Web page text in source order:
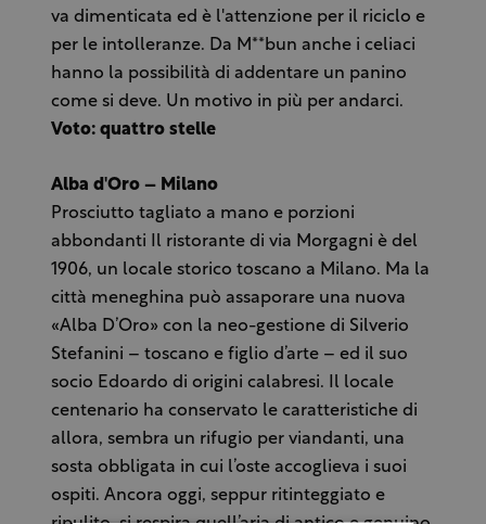
va dimenticata ed è l'attenzione per il riciclo e
per le intolleranze. Da M**bun anche i celiaci
hanno la possibilità di addentare un panino
come si deve. Un motivo in più per andarci.
Voto: quattro stelle
Alba d'Oro – Milano
Prosciutto tagliato a mano e porzioni
abbondanti Il ristorante di via Morgagni è del
1906, un locale storico toscano a Milano. Ma la
città meneghina può assaporare una nuova
«Alba D’Oro» con la neo-gestione di Silverio
Stefanini – toscano e figlio d’arte – ed il suo
socio Edoardo di origini calabresi. Il locale
centenario ha conservato le caratteristiche di
allora, sembra un rifugio per viandanti, una
sosta obbligata in cui l’oste accoglieva i suoi
ospiti. Ancora oggi, seppur ritinteggiato e